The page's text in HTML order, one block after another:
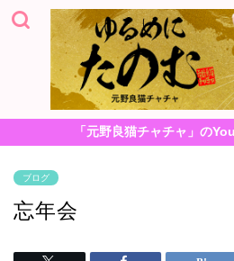
「元野良猫チャチャ」の
ブログ
忘年会